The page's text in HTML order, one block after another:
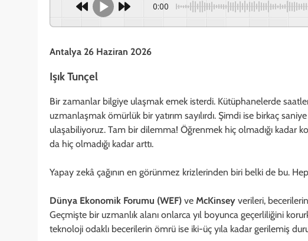
0:00
Antalya 26 Haziran 2026
Işık Tunçel
Bir zamanlar bilgiye ulaşmak emek isterdi. Kütüphanelerde
uzmanlaşmak ömürlük bir yatırım sayılırdı. Şimdi ise birkaç
ulaşabiliyoruz. Tam bir dilemma! Öğrenmek hiç olmadığı kadar
da hiç olmadığı kadar arttı.
Yapay zekâ çağının en görünmez krizlerinden biri belki de bu.
Dünya Ekonomik Forumu (WEF) ve McKinsey verileri,
Geçmişte bir uzmanlık alanı onlarca yıl boyunca geçerliliğini
teknoloji odaklı becerilerin ömrü ise iki-üç yıla kadar gerilemiş